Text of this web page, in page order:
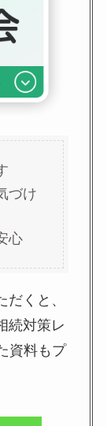
づけ
心
くと、
続対策レ
資料もプ